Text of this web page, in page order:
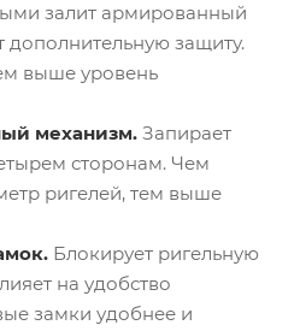
залит армированный
дополнительную защиту.
выше уровень
механизм. Запирает
сторонам. Чем
ригелей, тем выше
Блокирует ригельную
на удобство
замки удобнее и